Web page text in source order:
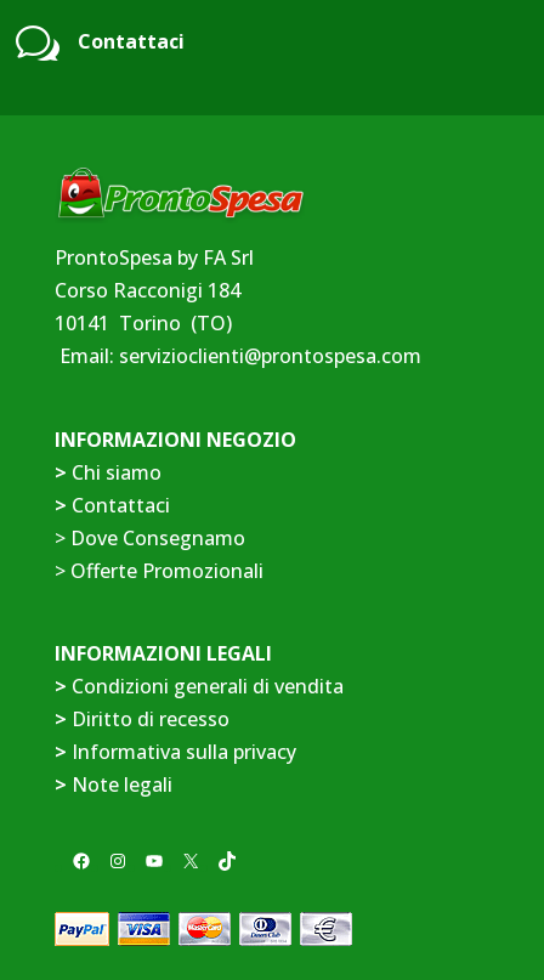
w Contattaci
ProntoSpesa by FA Srl
Corso Racconigi 184
10141 Torino (TO)
Email: servizioclienti@prontospesa.com
INFORMAZIONI NEGOZIO
> Chi siamo
> Contattaci
> Dove Consegnamo
>Offerte Promozionali
INFORMAZIONI LEGALI
> Condizioni generali di vendita
> Diritto di recesso
> Informativa sulla privacy
> Note legali
Facebook
Instagram
YouTube
X TikTok